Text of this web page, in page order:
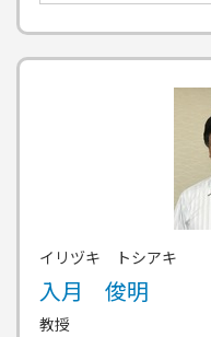
イリヅキ トシアキ
入月 俊明
教授